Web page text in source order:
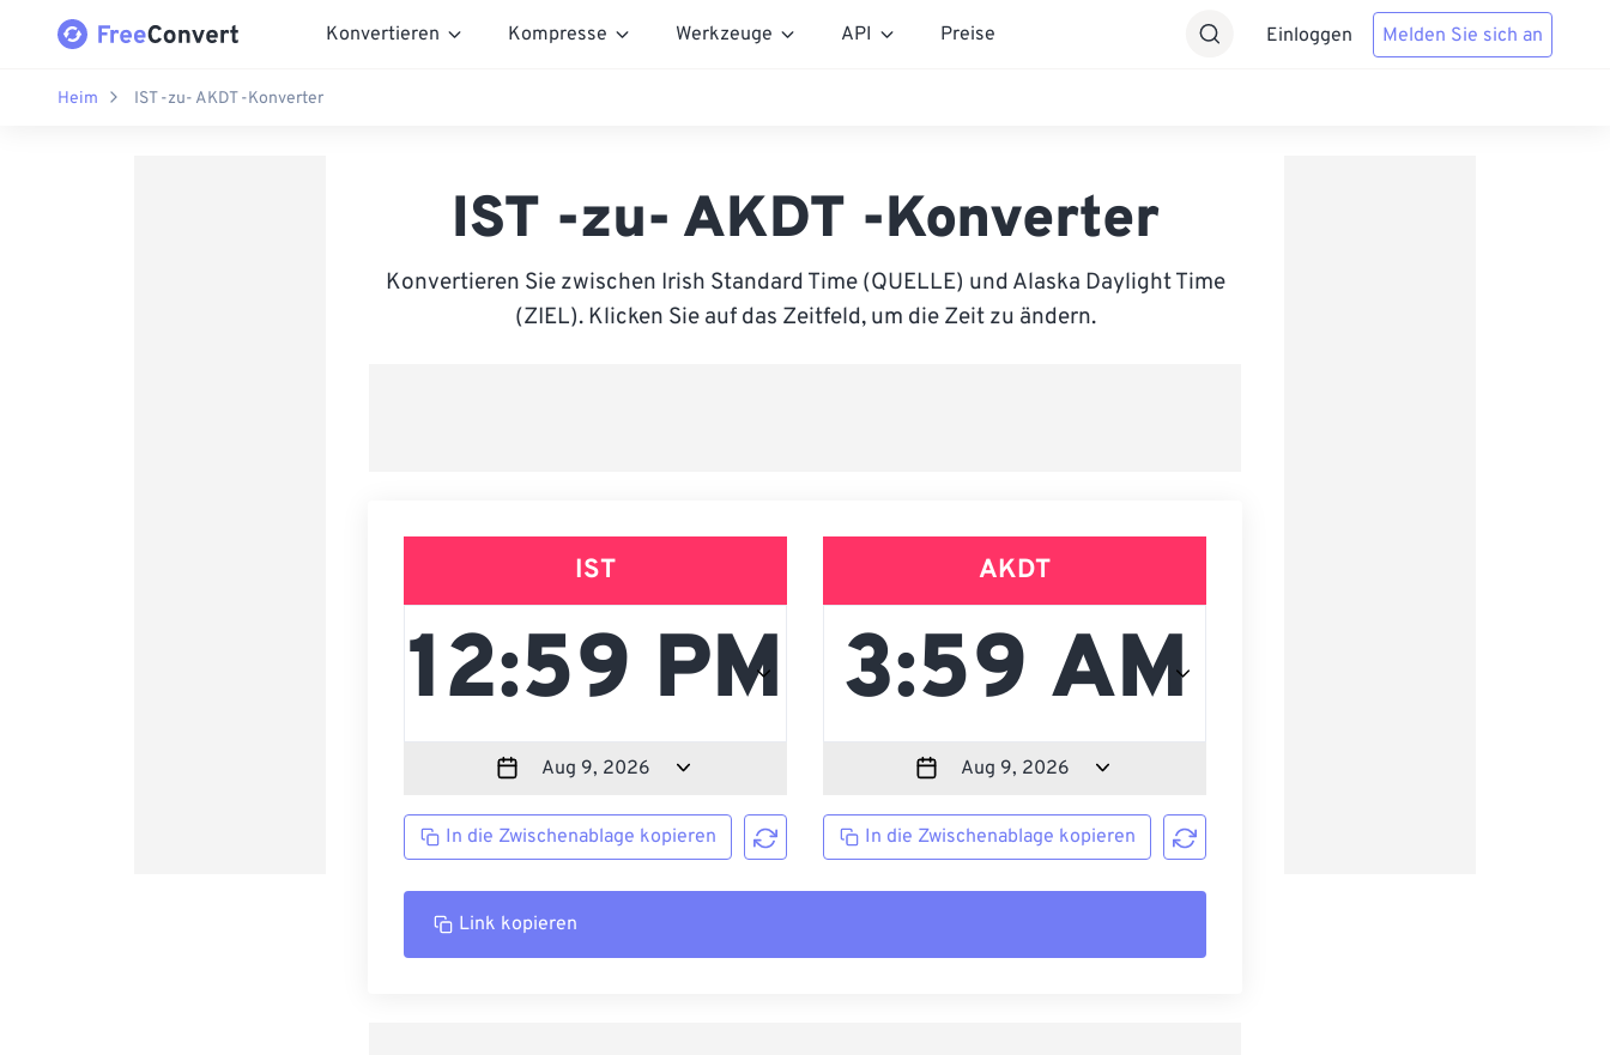
Konvertieren Kompresse Werkzeuge API Preise Einloggen Melden Sie sich an
Heim IST -zu- AKDT -Konverter
IST -zu- AKDT -Konverter
Konvertieren Sie zwischen Irish Standard Time (QUELLE) und Alaska Daylight Time
(ZIEL). Klicken Sie auf das Zeitfeld, um die Zeit zu ändern.
IST
In die Zwischenablage kopieren
AKDT
In die Zwischenablage kopieren
Link kopieren